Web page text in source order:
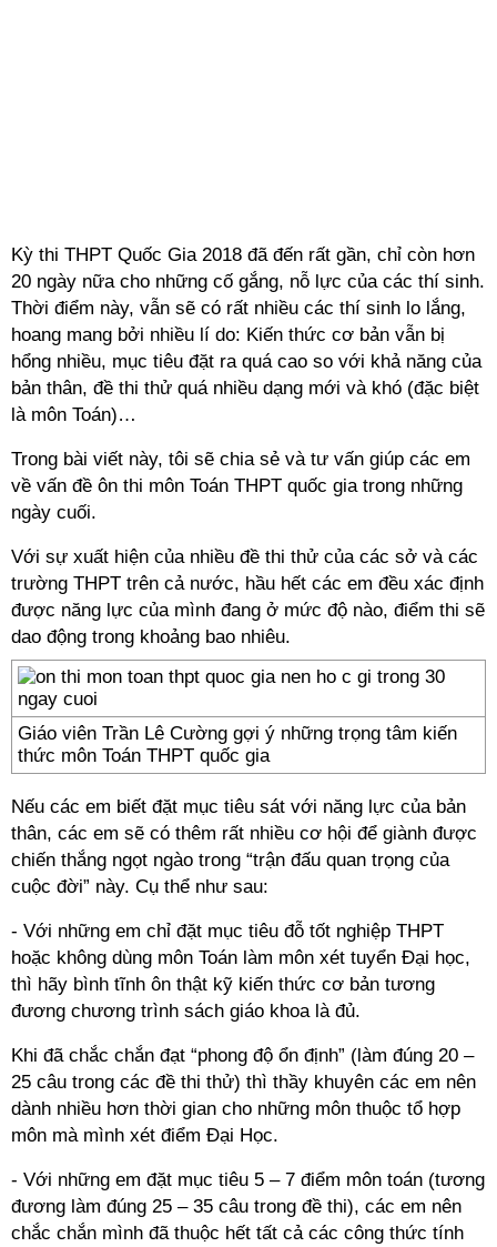
Kỳ thi THPT Quốc Gia 2018 đã đến rất gần, chỉ còn hơn
20 ngày nữa cho những cố gắng, nỗ lực của các thí sinh.
Thời điểm này, vẫn sẽ có rất nhiều các thí sinh lo lắng,
hoang mang bởi nhiều lí do: Kiến thức cơ bản vẫn bị
hổng nhiều, mục tiêu đặt ra quá cao so với khả năng của
bản thân, đề thi thử quá nhiều dạng mới và khó (đặc biệt
là môn Toán)…
Trong bài viết này, tôi sẽ chia sẻ và tư vấn giúp các em
về vấn đề ôn thi môn Toán THPT quốc gia trong những
ngày cuối.
Với sự xuất hiện của nhiều đề thi thử của các sở và các
trường THPT trên cả nước, hầu hết các em đều xác định
được năng lực của mình đang ở mức độ nào, điểm thi sẽ
dao động trong khoảng bao nhiêu.
Giáo viên Trần Lê Cường gợi ý những trọng tâm kiến
thức môn Toán THPT quốc gia
Nếu các em biết đặt mục tiêu sát với năng lực của bản
thân, các em sẽ có thêm rất nhiều cơ hội để giành được
chiến thắng ngọt ngào trong “trận đấu quan trọng của
cuộc đời” này. Cụ thể như sau:
- Với những em chỉ đặt mục tiêu đỗ tốt nghiệp THPT
hoặc không dùng môn Toán làm môn xét tuyển Đại học,
thì hãy bình tĩnh ôn thật kỹ kiến thức cơ bản tương
đương chương trình sách giáo khoa là đủ.
Khi đã chắc chắn đạt “phong độ ổn định” (làm đúng 20 –
25 câu trong các đề thi thử) thì thầy khuyên các em nên
dành nhiều hơn thời gian cho những môn thuộc tổ hợp
môn mà mình xét điểm Đại Học.
- Với những em đặt mục tiêu 5 – 7 điểm môn toán (tương
đương làm đúng 25 – 35 câu trong đề thi), các em nên
chắc chắn mình đã thuộc hết tất cả các công thức tính